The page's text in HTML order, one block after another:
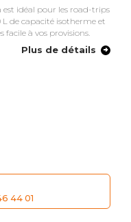
est idéal pour les road-trips
de capacité isotherme et
à vos provisions.
Plus de détails
44 01